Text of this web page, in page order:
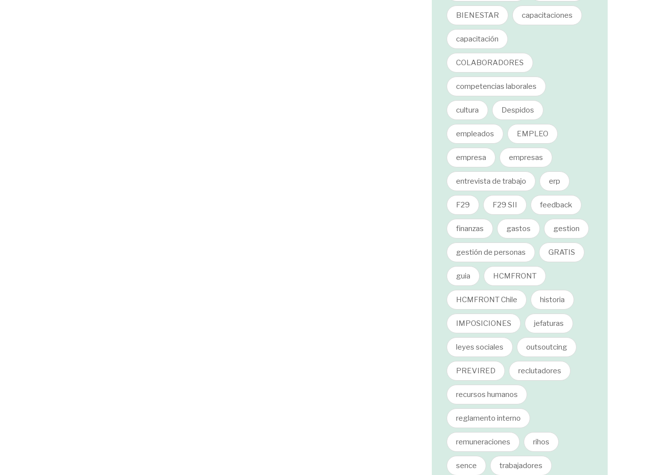
BIENESTAR capacitaciones
capacitación
COLABORADORES
competencias laborales
cultura Despidos
empleados EMPLEO
empresa empresas
entrevista de trabajo erp
F29 F29 SII feedback
finanzas gastos gestion
gestión de personas GRATIS
guia HCMFRONT
HCMFRONT Chile historia
IMPOSICIONES jefaturas
leyes sociales outsoutcing
PREVIRED reclutadores
recursos humanos
reglamento interno
remuneraciones rihos
sence trabajadores